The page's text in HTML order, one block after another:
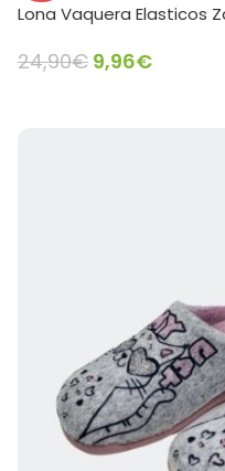
Lona Vaquera Elasticos
24,90€ 9,96€